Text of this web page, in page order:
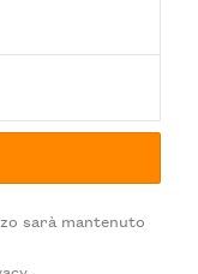
sarà mantenuto